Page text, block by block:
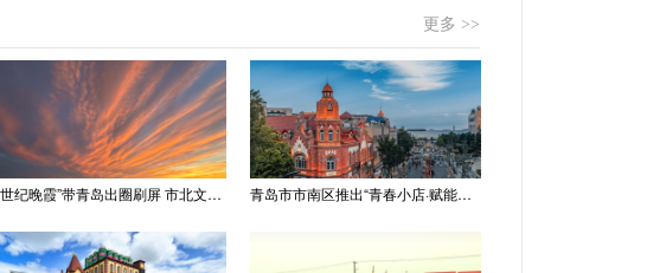
更多 >>
“世纪晚霞”带青岛出圈刷屏 市北文旅推出精品线路 青岛市市南区推出“青春小店·赋能计划” 聚满青岛温情